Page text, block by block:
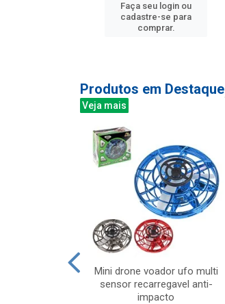
Faça seu login ou
cadastre-se para
comprar.
Produtos em Destaque
Veja mais
Mini drone voador ufo multi
sensor recarregavel anti-
impacto